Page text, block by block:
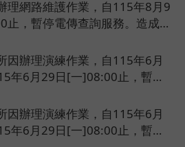
理網路維護作業，自115年8月9
，暫停電傳查詢服務。造成不
因辦理演練作業，自115年6月
年6月29日[一]08:00止，暫停
不便，尚祈見諒。​​
因辦理演練作業，自115年6月
年6月29日[一]08:00止，暫停